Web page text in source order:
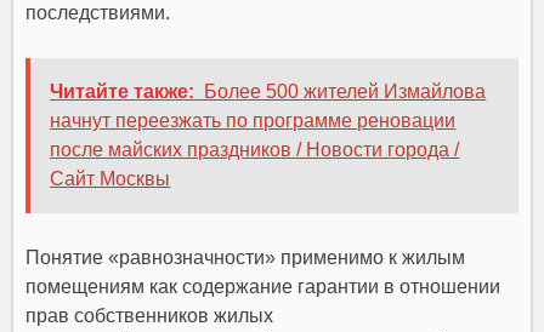
последствиями.
Читайте также:
Более 500 жителей Измайлова
начнут переезжать по программе реновации
после майских праздников / Новости города /
Сайт Москвы
Понятие «равнозначности» применимо к жилым
помещениям как содержание гарантии в отношении
прав собственников жилых